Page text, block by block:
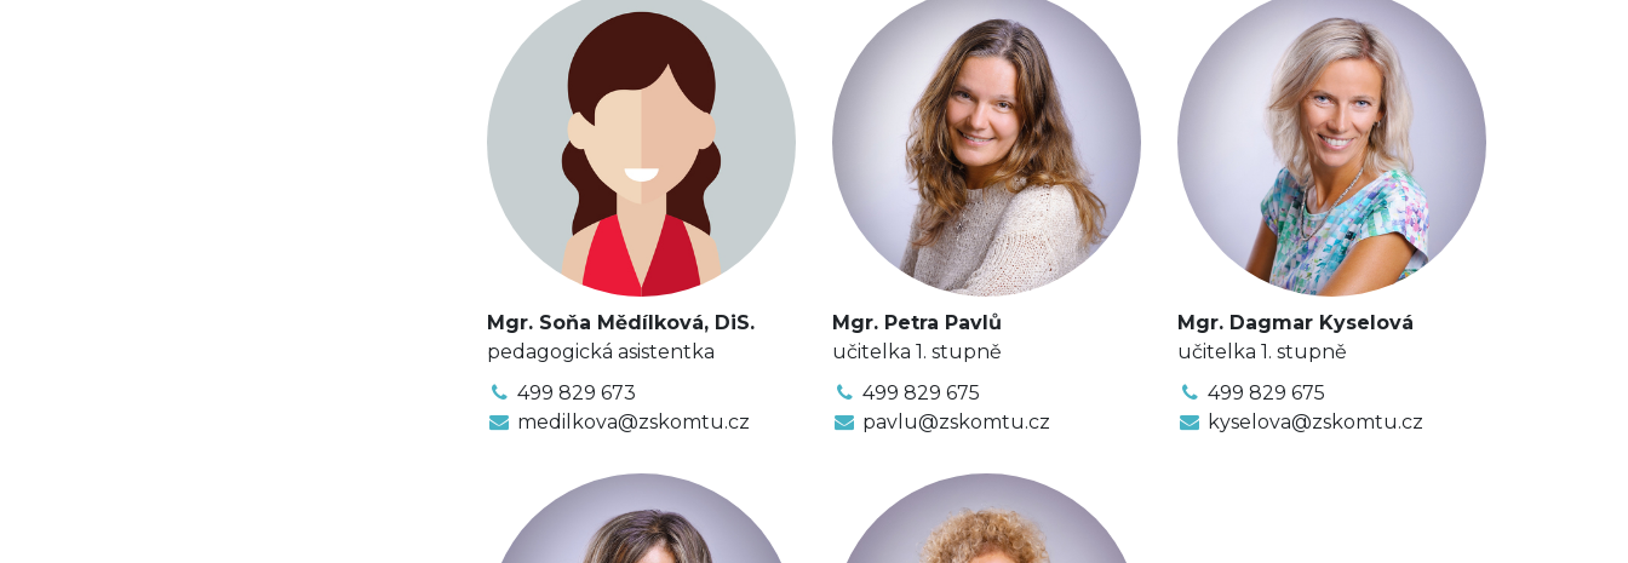
Mgr. Soňa Mědílková, DiS.
pedagogická asistentka
499 829 673
medilkova@zskomtu.cz
Mgr. Petra Pavlů
učitelka 1. stupně
499 829 675
pavlu@zskomtu.cz
Mgr. Dagmar Kyselová
učitelka 1. stupně
499 829 675
kyselova@zskomtu.cz